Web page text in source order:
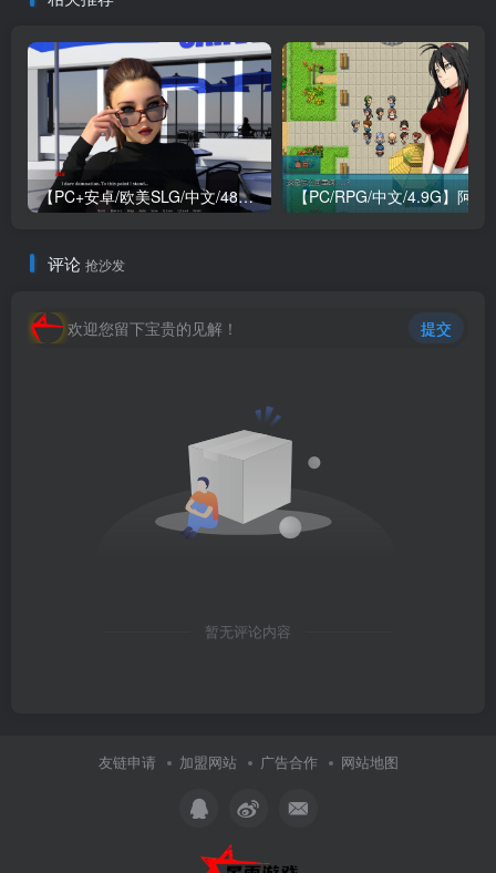
【PC+安卓/欧美SLG/中文/484M】我们迷路了 We Are Lost V1.0 STEAM官方中文版
评论 抢沙发
欢迎您留下宝贵的见解！ 提交
暂无评论内容
友链申请 加盟网站 广告合作 网站地图